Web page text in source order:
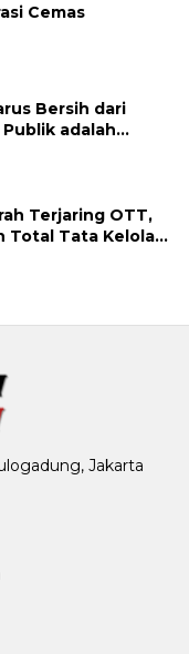
Cemas
Bersih dari
adalah
Terjaring OTT,
Total Tata Kelola
Jakarta